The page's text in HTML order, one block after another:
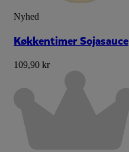
Nyhed
Køkkentimer Sojasauce
109,90 kr